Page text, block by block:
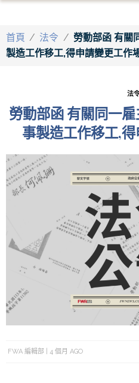
首頁 / 法令 / 勞動部函 有關
製造工作移工,得申請變更工作
法
勞動部函 有關同一
事製造工作移工,
FWA 編輯部 4 個月 AGO